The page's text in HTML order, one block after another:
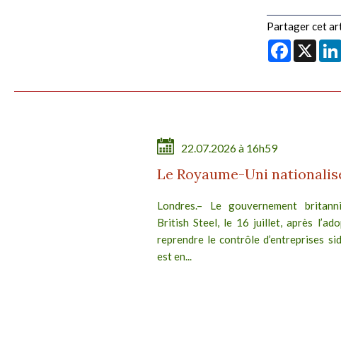
Partager cet
Facebook
X
22.07.2026 à 16h59
Le Royaume-Uni
Londres.– Le gouvernement
British Steel, le 16 juillet, après
reprendre le contrôle d’entreprises
est en...